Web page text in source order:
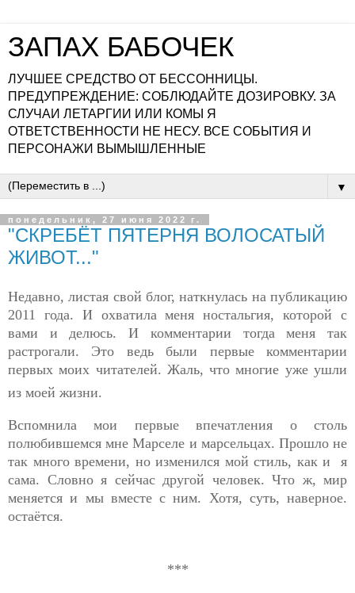
ЗАПАХ БАБОЧЕК
ЛУЧШЕЕ СРЕДСТВО ОТ БЕССОННИЦЫ.
ПРЕДУПРЕЖДЕНИЕ: СОБЛЮДАЙТЕ ДОЗИРОВКУ. ЗА
СЛУЧАИ ЛЕТАРГИИ ИЛИ КОМЫ Я
ОТВЕТСТВЕННОСТИ НЕ НЕСУ. ВСЕ СОБЫТИЯ И
ПЕРСОНАЖИ ВЫМЫШЛЕННЫЕ
▼
понедельник, 27 июня 2022 г.
"СКРЕБЁТ ПЯТЕРНЯ ВОЛОСАТЫЙ
ЖИВОТ..."
Недавно, листая свой блог, наткнулась на публикацию
2011 года. И охватила меня ностальгия, которой с
вами и делюсь. И комментарии тогда меня так
растрогали. Это ведь были первые комментарии
первых моих читателей. Жаль, что многие уже ушли
из моей жизни.
Вспомнила мои первые впечатления о столь
полюбившемся мне Марселе и марсельцах. Прошло не
так много времени, но изменился мой стиль, как и я
сама. Словно я сейчас другой человек. Что ж, мир
меняется и мы вместе с ним. Хотя, суть, наверное.
остаётся.
***